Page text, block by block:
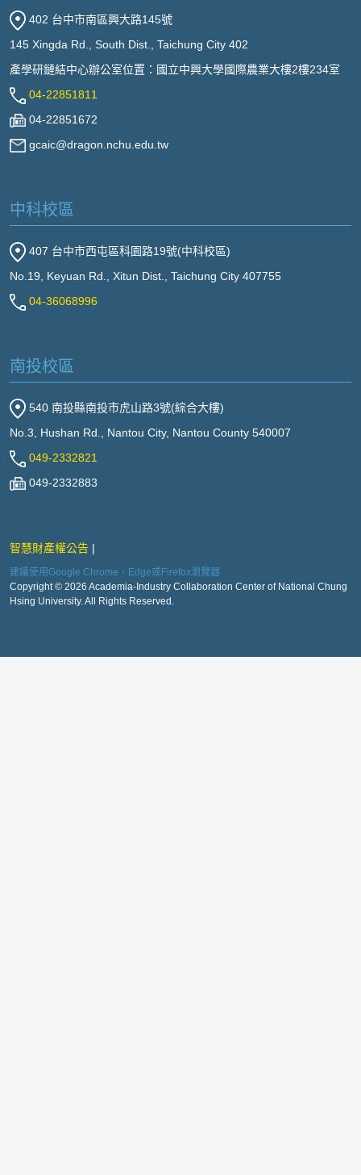
402 台中市南區興大路145號
145 Xingda Rd., South Dist., Taichung City 402
產學研鏈結中心辦公室位置：國立中興大學國際農業大樓2樓234室
04-22851811
04-22851672
gcaic@dragon.nchu.edu.tw
中科校區
407 台中市西屯區科園路19號(中科校區)
No.19, Keyuan Rd., Xitun Dist., Taichung City 407755
04-36068996
南投校區
540 南投縣南投市虎山路3號(綜合大樓)
No.3, Hushan Rd., Nantou City, Nantou County 540007
049-2332821
049-2332883
智慧財產權公告
建議使用Google Chrome、Edge或Firefox瀏覽器
Copyright © 2026 Academia-Industry Collaboration Center of National Chung
Hsing University. All Rights Reserved.